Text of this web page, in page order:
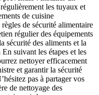
les tuyaux et
de cuisine
de sécurité alimentaire
régulier des équipements
sécurité des aliments et la
suivant les étapes et les
nettoyer efficacement
et garantir la sécurité
pas à partager vos
de nettoyage des